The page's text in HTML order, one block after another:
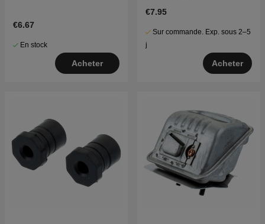
€6.67
En stock
Acheter
€7.95
Sur commande. Exp. sous 2–5
j
Acheter